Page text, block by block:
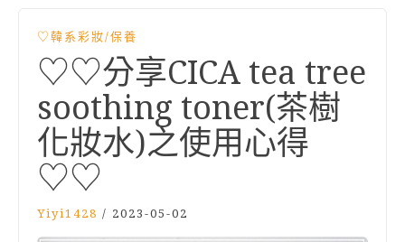
♡韓系彩妝/保養
♡♡分享CICA tea tree
soothing toner(茶樹
化妝水)之使用心得
♡♡
Yiyi1428 / 2023-05-02